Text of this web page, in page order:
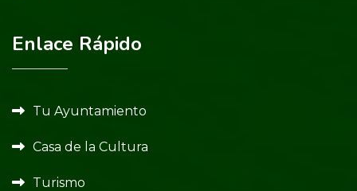
Enlace Rápido
Tu Ayuntamiento
Casa de la Cultura
Turismo